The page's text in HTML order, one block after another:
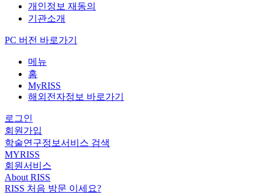
개인정보 재동의
기관소개
PC 버전 바로가기
메뉴
홈
MyRISS
해외전자정보 바로가기
로그인
회원가입
학술연구정보서비스 검색
MYRISS
회원서비스
About RISS
RISS 처음 방문 이세요?